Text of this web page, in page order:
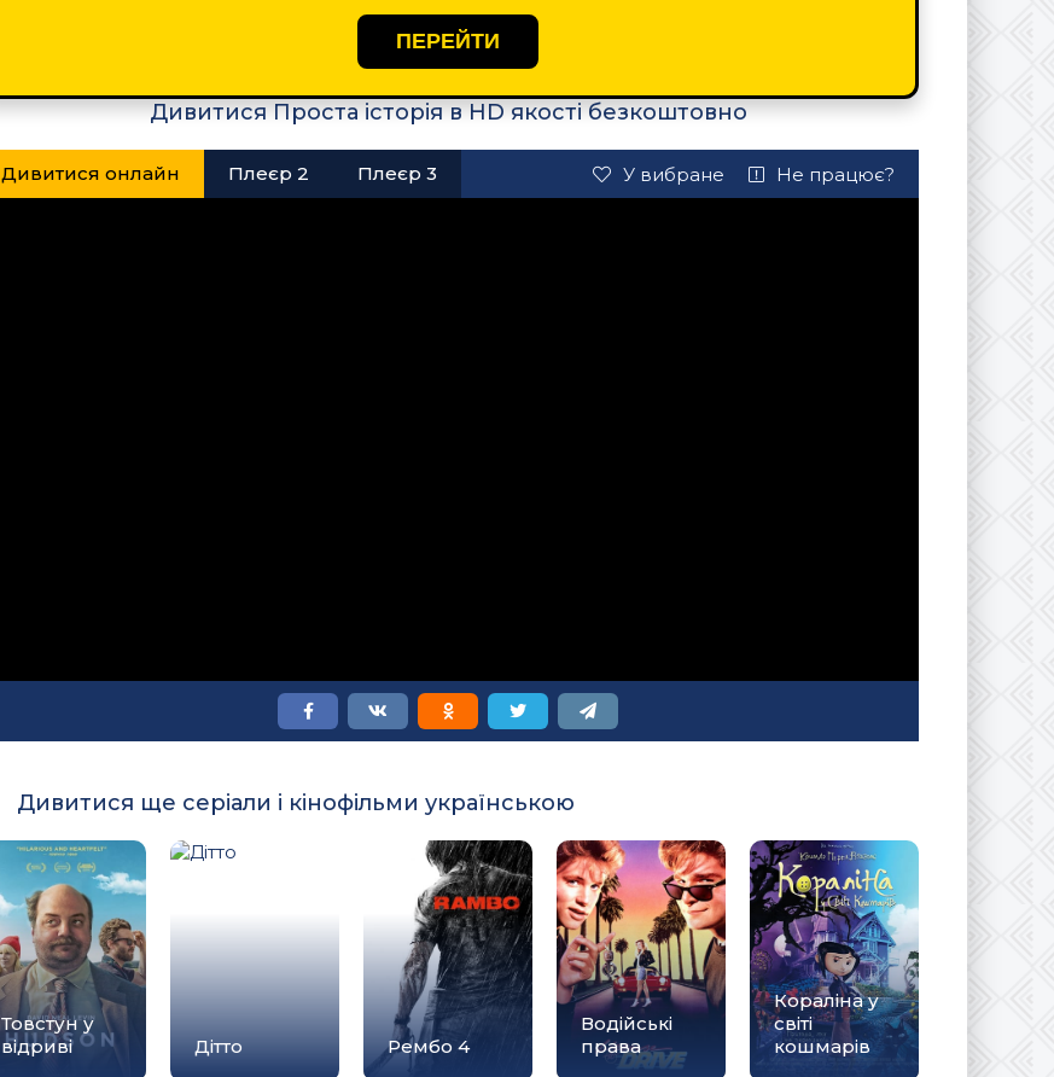
ПЕРЕЙТИ
Дивитися Проста історія в HD якості безкоштовно
Дивитися онлайн Плеєр 2 Плеєр 3 У вибране Не працює?
Дивитися ще серіали і кінофільми українською
Товстун у
відриві
Дітто Рембо 4
Водійські
права
Кораліна у
світі
кошмарів